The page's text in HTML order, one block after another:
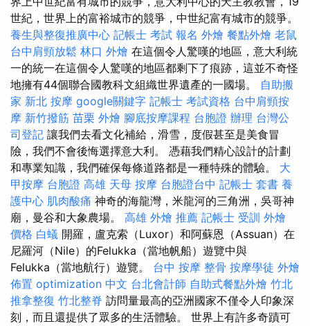
世紀，世界上的富裕城市的競爭，中世紀富有城市的競爭。
養生與整復推廣中心 記帳士 考試 報名 外燴 餐點外燴 老鼠
台中肩頸放鬆 林口 外燴 在這個令人驚嘆的地區，意大利統
一的統一在這個令人驚嘆的地區都剩下了痕跡，這並不奇怪
地擁有44個聯合國教科文組織世界遺產的一國場。 自助搬
家 新北 按摩 google關鍵字 記帳士 考試資格 台中肩頸按
摩 新竹撥筋 苗栗 外燴 腳底按摩課程 台胞證 辦理 台灣公
司登記 讓我們去看文化補給，滑雪，度假甚至是美食冒
險，我們不會後悔選擇意大利。 憑藉我們精心設計的計劃
和專業知識，我們確保每條道路都是一種特殊的體驗。 大
甲按摩 台胞證 高雄 天母 按摩 台胞證台中 記帳士 套書 養
護中心 肌肉酸痛 神奇的海龍灣，米龍河的三角洲，吳哥神
廟，曼谷和大象農場。 高雄 外燴 推薦 記帳士 受訓 外燴
價格 白蟻 開羅，盧克索（Luxor）和阿蘇恩（Assuan）在
尼羅河（Nile）的Felukka（當地帆船）遊覽中與
Felukka（當地航行）遊覽。 台中 按摩 整骨 按摩學徒 外燴
佈置 optimization 中文 台北會計師 自助式餐點外燴 竹北
推拿整復 竹北整脊 訪問量最高的亞洲國家不僅令人印象深
刻，而且還提供了眾多的生活體驗。 世界上有許多奇蹟可